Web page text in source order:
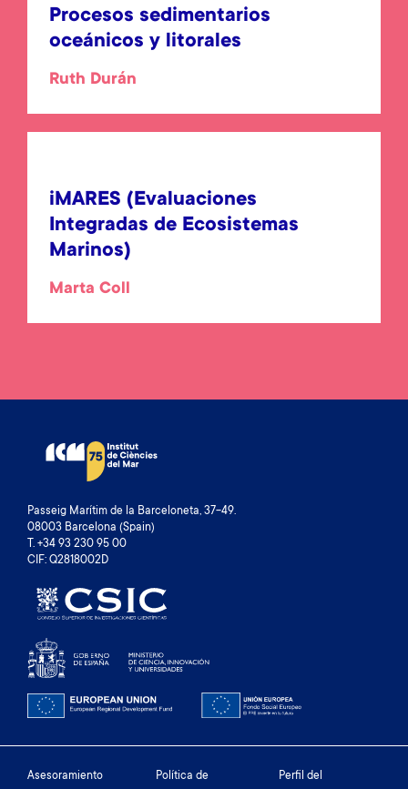
Procesos sedimentarios
oceánicos y litorales
Ruth Durán
iMARES (Evaluaciones
Integradas de Ecosistemas
Marinos)
Marta Coll
Passeig Marítim de la Barceloneta, 37-49.
08003 Barcelona (Spain)
T. +34 93 230 95 00
CIF: Q2818002D
Footer
Asesoramiento Política de Perfil del